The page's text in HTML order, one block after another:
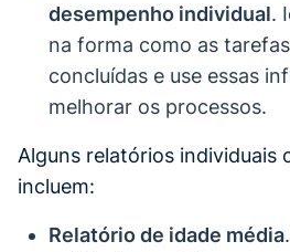
desempenho individual.
na forma como as
concluídas e use essas
melhorar os processos.
Alguns relatórios individuais
incluem:
Relatório de idade média